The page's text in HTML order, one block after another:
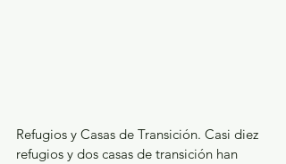
Refugios y Casas de Transición. Casi diez
refugios y dos casas de transición han